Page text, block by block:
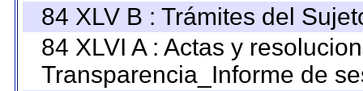
84 XLV B : Trámites del
84 XLVI A : Actas y
Transparencia_Informe de